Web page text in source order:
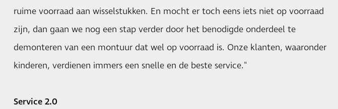
ruime voorraad aan wisselstukken. En mocht er toch eens iets niet op voorraad
zijn, dan gaan we nog een stap verder door het benodigde onderdeel te
demonteren van een montuur dat wel op voorraad is. Onze klanten, waaronder
kinderen, verdienen immers een snelle en de beste service."
Service 2.0